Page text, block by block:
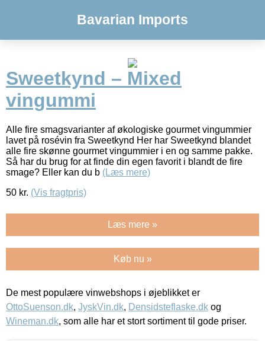
Bavarian Imports
Sweetkynd – Mixed
vingummi
Alle fire smagsvarianter af økologiske gourmet vingummier
lavet på rosévin fra Sweetkynd Her har Sweetkynd blandet
alle fire skønne gourmet vingummier i en og samme pakke.
Så har du brug for at finde din egen favorit i blandt de fire
smage? Eller kan du b (Læs mere)
50 kr. (Vis fragtpris)
Læs mere »
Køb nu »
De mest populære vinwebshops i øjeblikket er
OttoSuenson.dk, JyskVin.dk, Densidsteflaske.dk og
Wineman.dk, som alle har et stort sortiment til gode priser.